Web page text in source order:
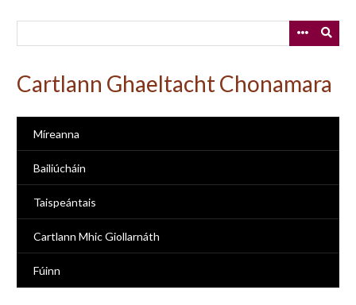
Cartlann Ghaeltacht Chonamara
Míreanna
Bailiúcháin
Taispeántais
Cartlann Mhic Giollarnáth
Fúinn